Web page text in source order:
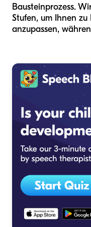
Bausteinprozess.
Stufen, um Ihnen
anzupassen,